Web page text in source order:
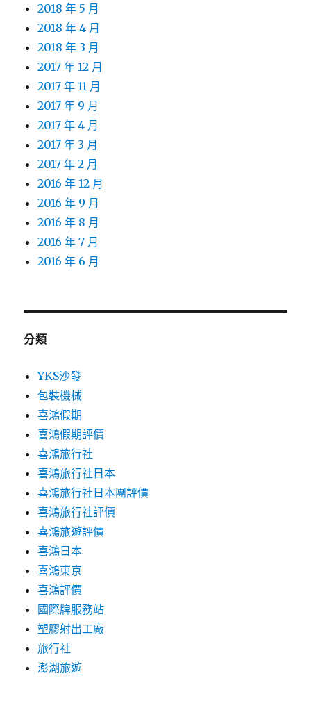
2018 年 5 月
2018 年 4 月
2018 年 3 月
2017 年 12 月
2017 年 11 月
2017 年 9 月
2017 年 4 月
2017 年 3 月
2017 年 2 月
2016 年 12 月
2016 年 9 月
2016 年 8 月
2016 年 7 月
2016 年 6 月
分類
YKS沙發
包裝機械
喜鴻假期
喜鴻假期評價
喜鴻旅行社
喜鴻旅行社日本
喜鴻旅行社日本團評價
喜鴻旅行社評價
喜鴻旅遊評價
喜鴻日本
喜鴻東京
喜鴻評價
國際牌服務站
塑膠射出工廠
旅行社
澎湖旅遊